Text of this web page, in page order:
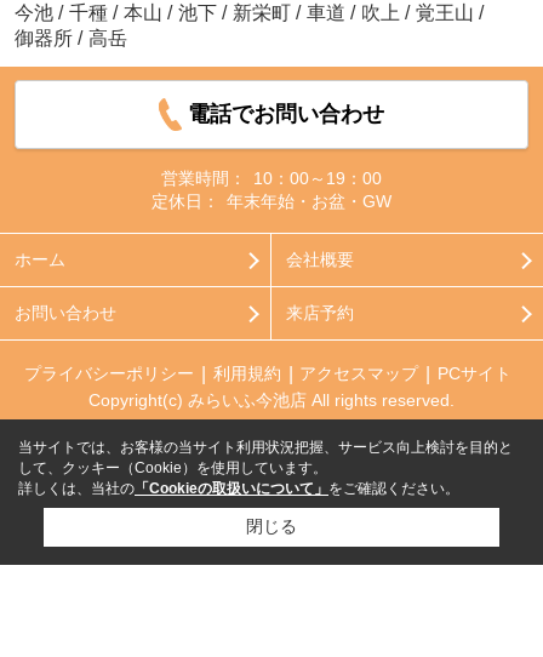
今池 / 千種 / 本山 / 池下 / 新栄町 / 車道 / 吹上 / 覚王山 /
御器所 / 高岳
電話でお問い合わせ
営業時間：
10：00～19：00
定休日：
年末年始・お盆・GW
ホーム 会社概要
お問い合わせ 来店予約
プライバシーポリシー 利用規約 アクセスマップ
PCサイト
Copyright(c) みらいふ今池店 All rights reserved.
当サイトでは、お客様の当サイト利用状況把握、サービス向上検討を目的と
して、クッキー（Cookie）を使用しています。
詳しくは、当社の 「Cookieの取扱いについて」 をご確認ください。
閉じる